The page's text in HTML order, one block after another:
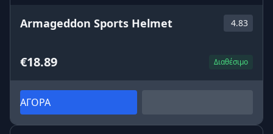
Armageddon Sports Helmet 4.83
€18.89 Διαθέσιμο
ΑΓΟΡΑ